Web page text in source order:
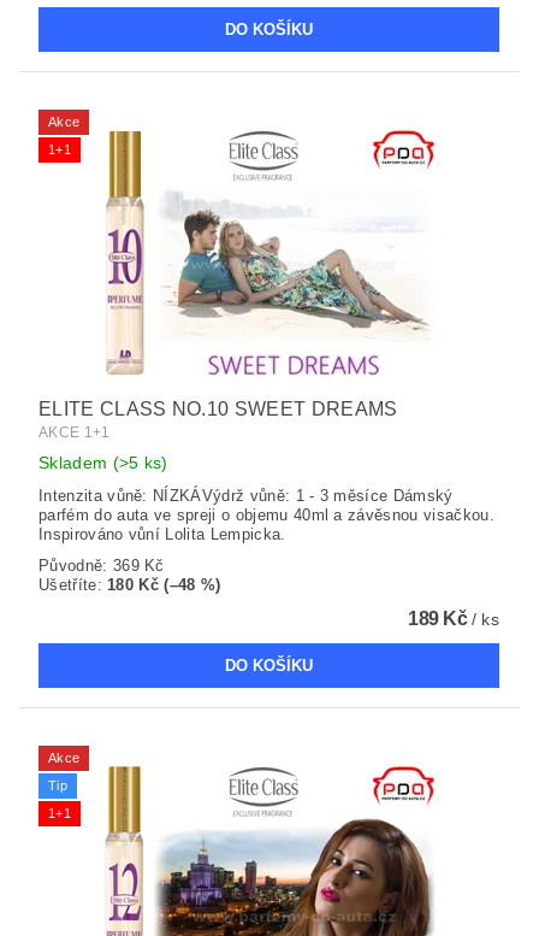
Akce
1+1
ELITE CLASS NO.10 SWEET DREAMS
AKCE 1+1
Skladem (>5 ks)
Intenzita vůně: NÍZKÁVýdrž vůně: 1 - 3 měsíce Dámský
parfém do auta ve spreji o objemu 40ml a závěsnou visačkou.
Inspirováno vůní Lolita Lempicka.
Původně: 369 Kč
Ušetříte:180 Kč (–48 %)
189 Kč/ ks
Akce
Tip
1+1